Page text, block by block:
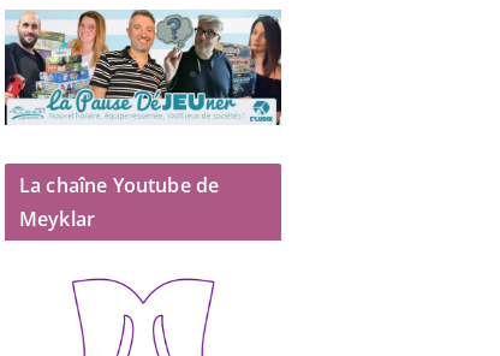
La chaîne Youtube de
Meyklar